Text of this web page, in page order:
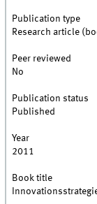
Publication type
Research article
Peer reviewed
No
Publication status
Published
Year
2011
Book title